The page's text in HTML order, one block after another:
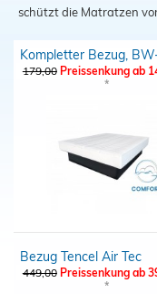
schützt die Matratzen
Kompletter Bezug,
Discount
179,00Preissenkung ab
*
Bezug Tencel Air Tec
449,00Preissenkung ab
*